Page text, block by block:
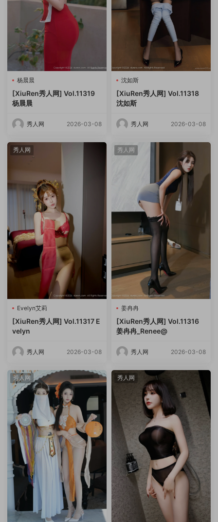
杨晨晨
[XiuRen秀人网] Vol.11319
杨晨晨
秀人网 2026-03-08
沈如斯
[XiuRen秀人网] Vol.11318
沈如斯
秀人网 2026-03-08
秀人网
Evelyn艾莉
[XiuRen秀人网] Vol.11317 E
velyn
秀人网 2026-03-08
秀人网
姜冉冉
[XiuRen秀人网] Vol.11316
姜冉冉_Renee@
秀人网 2026-03-08
秀人网 秀人网